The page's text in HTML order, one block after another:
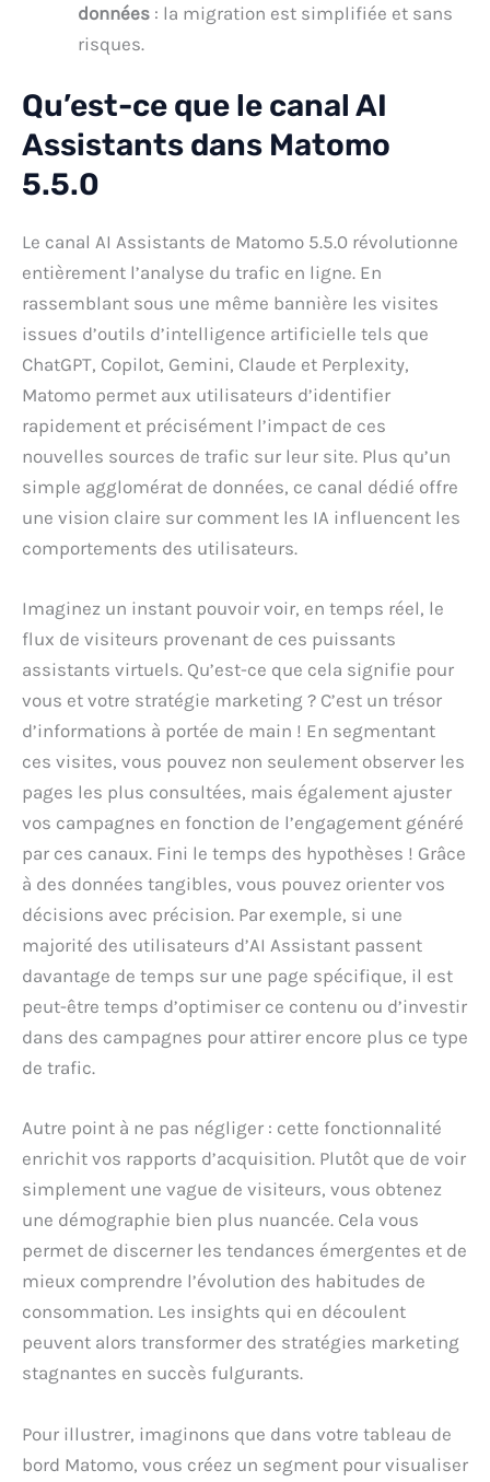
données : la migration est simplifiée et sans
risques.
Qu’est-ce que le canal AI
Assistants dans Matomo
5.5.0
Le canal AI Assistants de Matomo 5.5.0 révolutionne
entièrement l’analyse du trafic en ligne. En
rassemblant sous une même bannière les visites
issues d’outils d’intelligence artificielle tels que
ChatGPT, Copilot, Gemini, Claude et Perplexity,
Matomo permet aux utilisateurs d’identifier
rapidement et précisément l’impact de ces
nouvelles sources de trafic sur leur site. Plus qu’un
simple agglomérat de données, ce canal dédié offre
une vision claire sur comment les IA influencent les
comportements des utilisateurs.
Imaginez un instant pouvoir voir, en temps réel, le
flux de visiteurs provenant de ces puissants
assistants virtuels. Qu’est-ce que cela signifie pour
vous et votre stratégie marketing ? C’est un trésor
d’informations à portée de main ! En segmentant
ces visites, vous pouvez non seulement observer les
pages les plus consultées, mais également ajuster
vos campagnes en fonction de l’engagement généré
par ces canaux. Fini le temps des hypothèses ! Grâce
à des données tangibles, vous pouvez orienter vos
décisions avec précision. Par exemple, si une
majorité des utilisateurs d’AI Assistant passent
davantage de temps sur une page spécifique, il est
peut-être temps d’optimiser ce contenu ou d’investir
dans des campagnes pour attirer encore plus ce type
de trafic.
Autre point à ne pas négliger : cette fonctionnalité
enrichit vos rapports d’acquisition. Plutôt que de voir
simplement une vague de visiteurs, vous obtenez
une démographie bien plus nuancée. Cela vous
permet de discerner les tendances émergentes et de
mieux comprendre l’évolution des habitudes de
consommation. Les insights qui en découlent
peuvent alors transformer des stratégies marketing
stagnantes en succès fulgurants.
Pour illustrer, imaginons que dans votre tableau de
bord Matomo, vous créez un segment pour visualiser